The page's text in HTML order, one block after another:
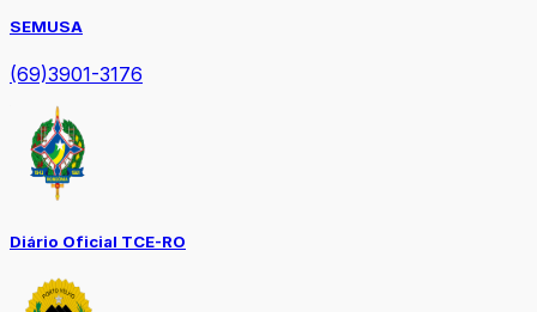
SEMUSA
(69)3901-3176
Diário Oficial TCE-RO